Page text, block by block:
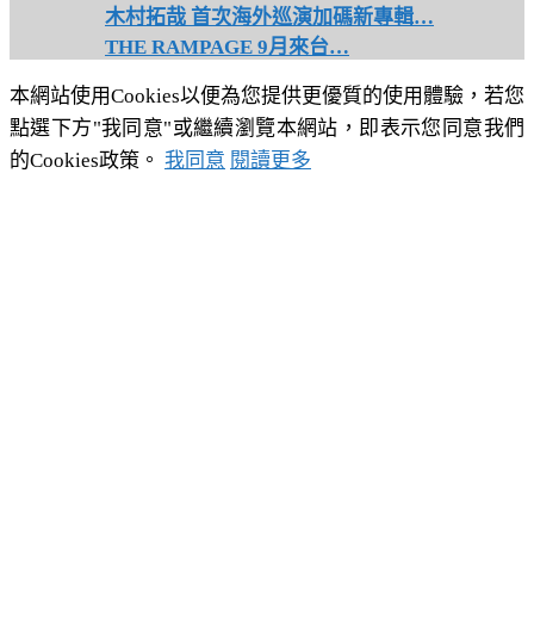
木村拓哉 首次海外巡演加碼新專輯…
THE RAMPAGE 9月來台…
本網站使用Cookies以便為您提供更優質的使用體驗，若您
點選下方"我同意"或繼續瀏覽本網站，即表示您同意我們
的Cookies政策。 我同意 閱讀更多